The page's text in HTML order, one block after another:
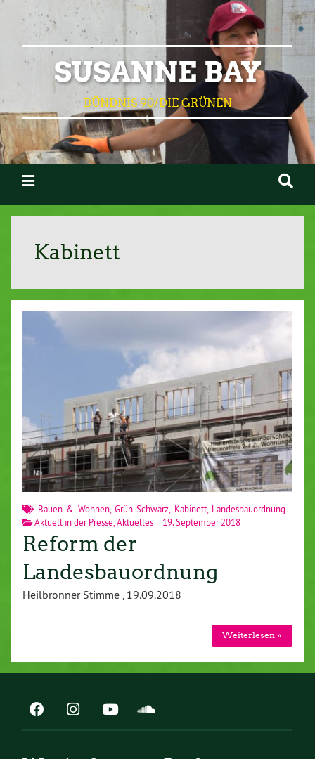
SUSANNE BAY
BÜNDNIS 90/DIE GRÜNEN
Kabinett
Bauen & Wohnen, Grün-Schwarz Kabinett, Landesbauordnung
Aktuell in der Presse Aktuelles 19. September 2018
Reform der
Landesbauordnung
Heilbronner Stimme , 19.09.2018
Weiterlesen »